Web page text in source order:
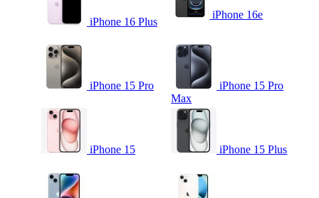
iPhone 16 Plus
iPhone 16e
iPhone 15 Pro
iPhone 15 Pro
Max
iPhone 15 iPhone 15 Plus